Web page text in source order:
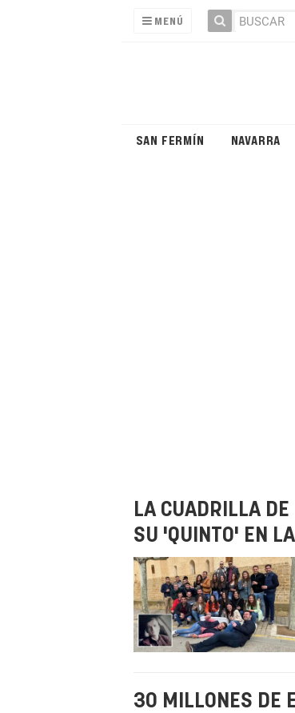
MENÚ
SAN FERMÍN NAVARRA
LA CUADRILLA
SU 'QUINTO' EN
30 MILLONES DE